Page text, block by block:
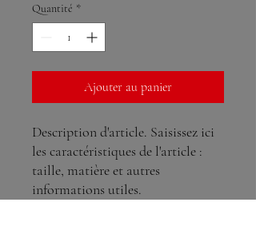
Quantité *
Ajouter au panier
Description d'article. Saisissez ici
les caractéristiques de l'article :
taille, matière et autres
informations utiles.